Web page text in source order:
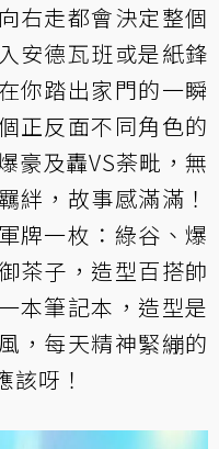
右走都會決定整個
安德瓦班或是紙鋒
你踏出家門的一瞬
正反面不同角色的
豪及轟VS荼毗，無
絆，故事感滿滿！
牌一枚：綠谷、爆
茶子，造型百搭帥
本筆記本，造型是
，每天精神緊繃的
該呀！